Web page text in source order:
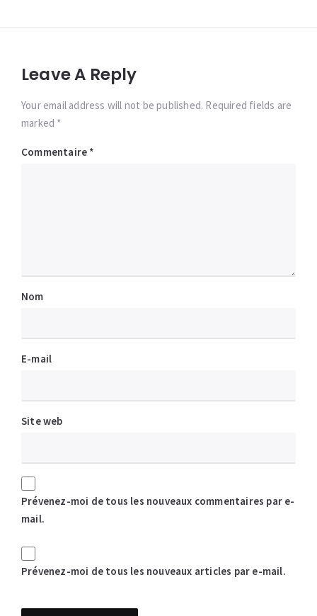
Leave A Reply
Your email address will not be published. Required fields are
marked *
Commentaire *
Nom
E-mail
Site web
Prévenez-moi de tous les nouveaux commentaires par e-
mail.
Prévenez-moi de tous les nouveaux articles par e-mail.